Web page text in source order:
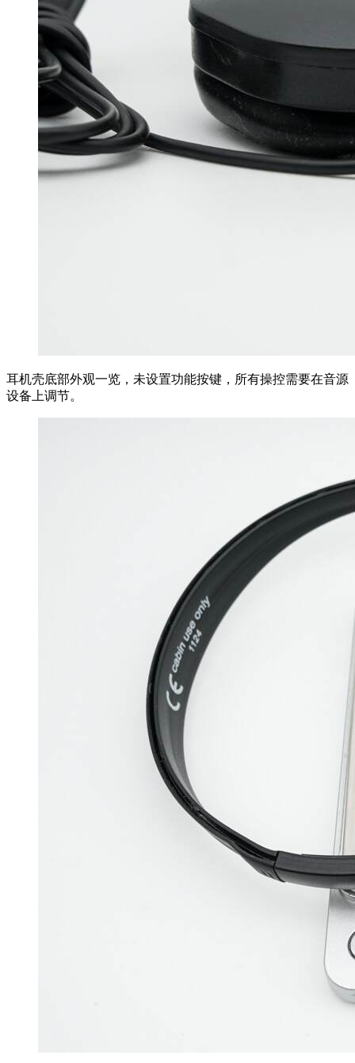
耳机壳底部外观一览，未设置功能按键，所有操控需要在音源
设备上调节。